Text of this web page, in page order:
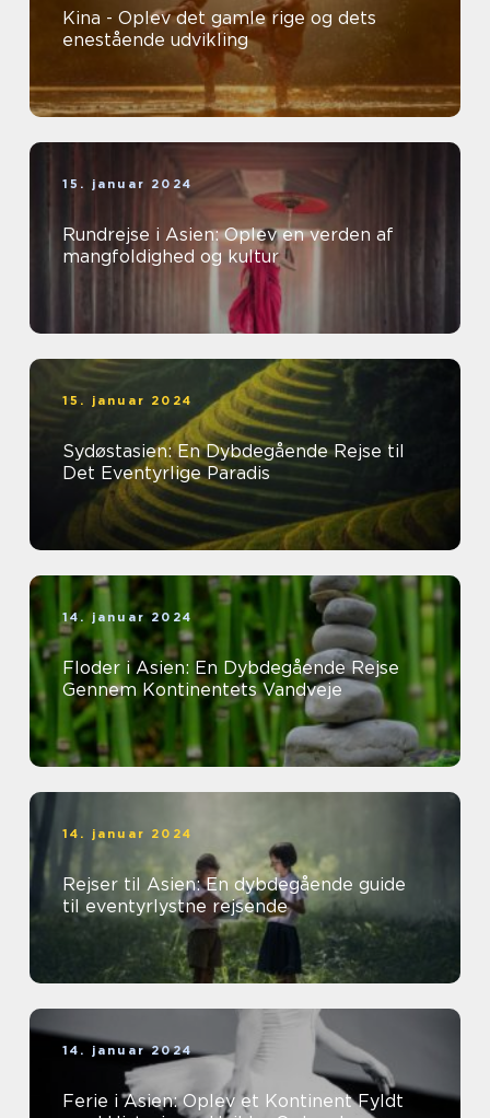
Kina - Oplev det gamle rige og dets
enestående udvikling
15. januar 2024
Rundrejse i Asien: Oplev en verden af
mangfoldighed og kultur
15. januar 2024
Sydøstasien: En Dybdegående Rejse til
Det Eventyrlige Paradis
14. januar 2024
Floder i Asien: En Dybdegående Rejse
Gennem Kontinentets Vandveje
14. januar 2024
Rejser til Asien: En dybdegående guide
til eventyrlystne rejsende
14. januar 2024
Ferie i Asien: Oplev et Kontinent Fyldt